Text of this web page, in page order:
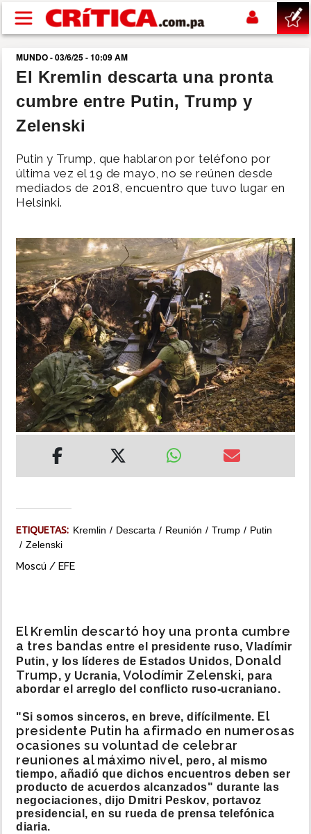
Pasar al contenido principal
buscar
SUCESOS
POLÍTICA
DEPORTES
MUNDO
INSÓLITAS
MULTIMEDIA
IMPRESO
MUNDO - 03/6/25 - 10:09 AM
El Kremlin descarta una pronta
cumbre entre Putin, Trump y
Zelenski
Putin y Trump, que hablaron por teléfono por
última vez el 19 de mayo, no se reúnen desde
mediados de 2018, encuentro que tuvo lugar en
Helsinki.
ETIQUETAS: Kremlin Descarta Reunión Trump
Putin
Zelenski
Moscú / EFE
El Kremlin descartó hoy una pronta cumbre
a tres bandas entre el presidente ruso, Vladímir
Putin, y los líderes de Estados Unidos, Donald
Trump, y Ucrania, Volodímir Zelenski, para
abordar el arreglo del conflicto ruso-ucraniano.
"Si somos sinceros, en breve, difícilmente. El
presidente Putin ha afirmado en numerosas
ocasiones su voluntad de celebrar
reuniones al máximo nivel, pero, al mismo
tiempo, añadió que dichos encuentros deben ser
producto de acuerdos alcanzados" durante las
negociaciones, dijo Dmitri Peskov, portavoz
presidencial, en su rueda de prensa telefónica
diaria.